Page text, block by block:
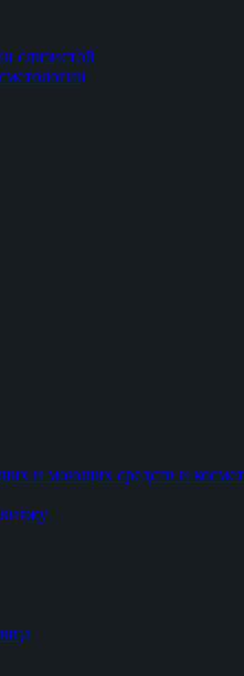
слизистой
и моющих средств и